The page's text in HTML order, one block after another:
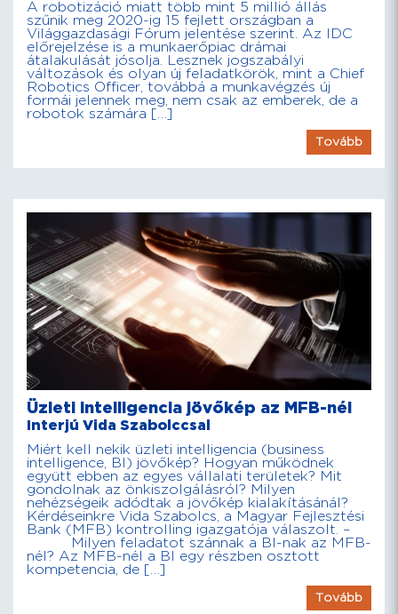
A robotizáció miatt több mint 5 millió állás
szűnik meg 2020-ig 15 fejlett országban a
Világgazdasági Fórum jelentése szerint. Az IDC
előrejelzése is a munkaerőpiac drámai
átalakulását jósolja. Lesznek jogszabályi
változások és olyan új feladatkörök, mint a Chief
Robotics Officer, továbbá a munkavégzés új
formái jelennek meg, nem csak az emberek, de a
robotok számára […]
Tovább
Üzleti intelligencia jövőkép az MFB-nél
Interjú Vida Szabolccsal
Miért kell nekik üzleti intelligencia (business
intelligence, BI) jövőkép? Hogyan működnek
együtt ebben az egyes vállalati területek? Mit
gondolnak az önkiszolgálásról? Milyen
nehézségeik adódtak a jövőkép kialakításánál?
Kérdéseinkre Vida Szabolcs, a Magyar Fejlesztési
Bank (MFB) kontrolling igazgatója válaszolt. –
Milyen feladatot szánnak a BI-nak az MFB-
nél? Az MFB-nél a BI egy részben osztott
kompetencia, de […]
Tovább